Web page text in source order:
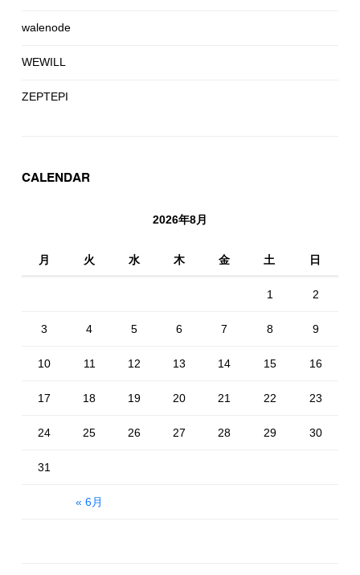
walenode
WEWILL
ZEPTEPI
CALENDAR
2026年8月
月 火 水 木 金 土 日
« 6月
1 2
3 4 5 6 7 8 9
10 11 12 13 14 15 16
17 18 19 20 21 22 23
24 25 26 27 28 29 30
31